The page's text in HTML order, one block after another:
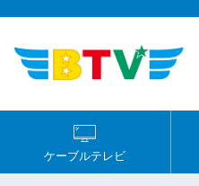
ケーブルテレビ